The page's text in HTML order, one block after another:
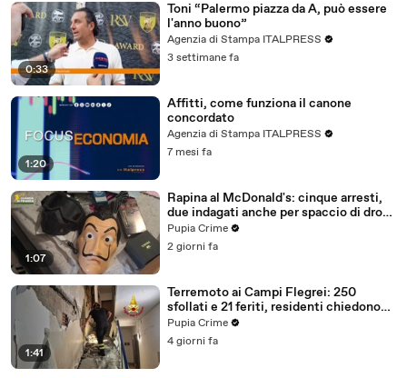
0:33
Toni “Palermo piazza da A, può essere
l'anno buono”
Agenzia di Stampa ITALPRESS
3 settimane fa
1:20
Affitti, come funziona il canone
concordato
Agenzia di Stampa ITALPRESS
7 mesi fa
1:07
Rapina al McDonald's: cinque arresti,
due indagati anche per spaccio di droga
(03.08.26)
Pupia Crime
2 giorni fa
1:41
Terremoto ai Campi Flegrei: 250
sfollati e 21 feriti, residenti chiedono
certezze sul futuro (01.08.26)
Pupia Crime
4 giorni fa